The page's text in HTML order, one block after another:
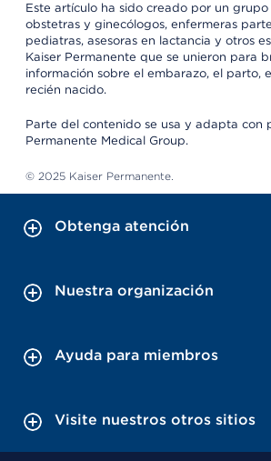
Este artículo ha sido creado por un grupo
obstetras y ginecólogos, enfermeras
pediatras, asesoras en lactancia y otros
Kaiser Permanente que se unieron para
información sobre el embarazo, el parto,
recién nacido.
Parte del contenido se usa y adapta con
Permanente Medical Group.
© 2025 Kaiser Permanente.
Obtenga atención
Nuestra organización
Ayuda para miembros
Visite nuestros otros sitios